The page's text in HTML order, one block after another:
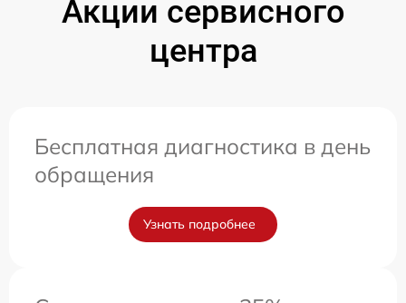
Акции сервисного
центра
Бесплатная диагностика в день
обращения
Узнать подробнее